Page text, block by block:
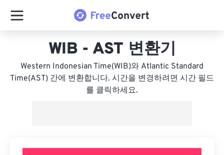
WIB - AST 변환기
Western Indonesian Time(WIB)와 Atlantic Standard
Time(AST) 간에 변환합니다. 시간을 변경하려면 시간 필드
를 클릭하세요.